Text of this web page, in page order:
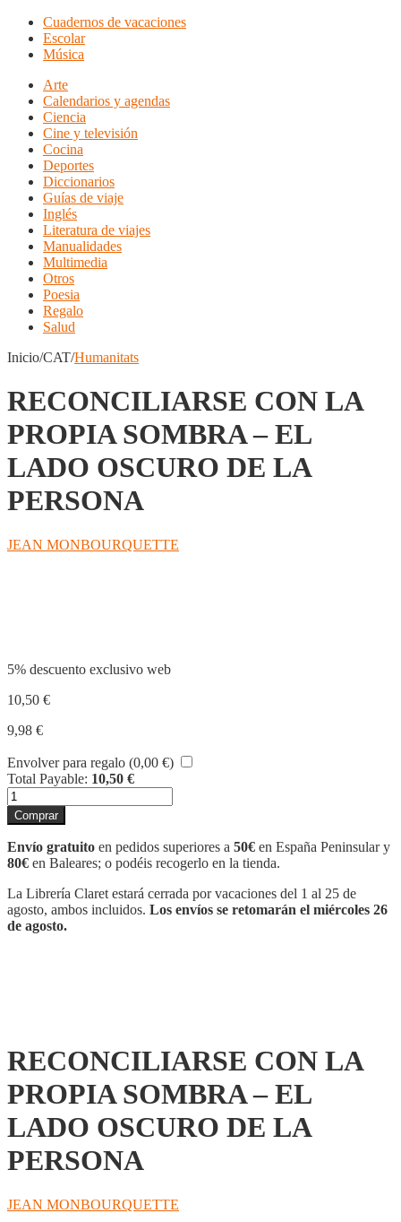
Cuadernos de vacaciones
Escolar
Música
Arte
Calendarios y agendas
Ciencia
Cine y televisión
Cocina
Deportes
Diccionarios
Guías de viaje
Inglés
Literatura de viajes
Manualidades
Multimedia
Otros
Poesia
Regalo
Salud
Inicio/CAT/Humanitats
RECONCILIARSE CON LA
PROPIA SOMBRA – EL
LADO OSCURO DE LA
PERSONA
JEAN MONBOURQUETTE
5% descuento exclusivo web
10,50 €
9,98 €
Envolver para regalo (0,00 €)
Total Payable: 10,50 €
RECONCILIARSE
CON
LA
PROPIA
SOMBRA
EL
LADO
OSCURO
Comprar
Envío gratuito en pedidos superiores a 50€ en España Peninsular y
80€ en Baleares; o podéis recogerlo en la tienda.
La Librería Claret estará cerrada por vacaciones del 1 al 25 de
agosto, ambos incluidos. Los envíos se retomarán el miércoles 26
de agosto.
RECONCILIARSE CON LA
PROPIA SOMBRA – EL
LADO OSCURO DE LA
PERSONA
JEAN MONBOURQUETTE